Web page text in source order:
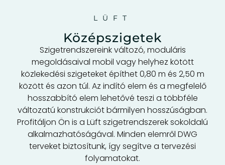
LÜFT
Középszigetek
Szigetrendszereink változó, moduláris
megoldásaival mobil vagy helyhez kötött
közlekedési szigeteket építhet 0,80 m és 2,50 m
között és azon túl. Az indító elem és a megfelelő
hosszabbító elem lehetővé teszi a többféle
változatú konstrukciót bármilyen hosszúságban.
Profitáljon Ön is a Lüft szigetrendszerek sokoldalú
alkalmazhatóságával. Minden elemről DWG
terveket biztosítunk, így segítve a tervezési
folyamatokat.